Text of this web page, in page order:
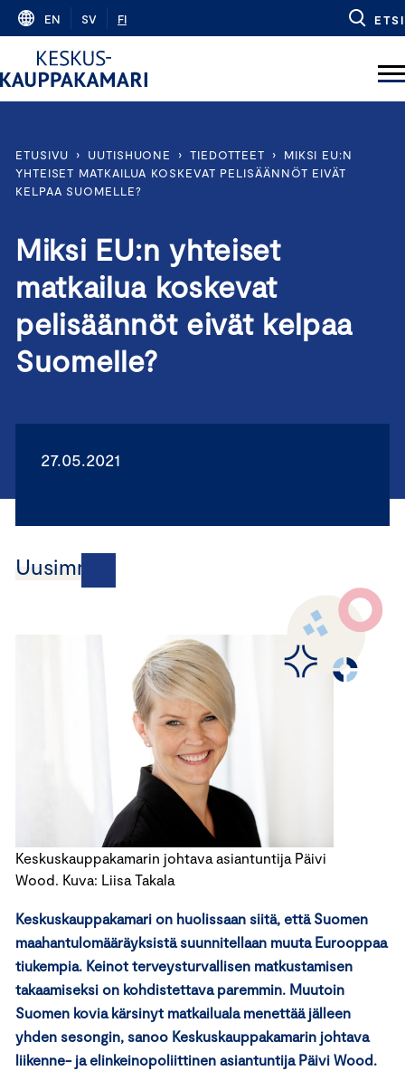
Skip
content
EN SV FI ETSI
ETUSIVU › UUTISHUONE › TIEDOTTEET ›
MIKSI EU:N
YHTEISET MATKAILUA KOSKEVAT PELISÄÄNNÖT EIVÄT
KELPAA SUOMELLE?
Miksi EU:n yhteiset
matkailua koskevat
pelisäännöt eivät kelpaa
Suomelle?
27.05.2021
Uusimmat
Keskuskauppakamarin johtava asiantuntija Päivi
Wood. Kuva: Liisa Takala
Keskuskauppakamari on huolissaan siitä, että Suomen
maahantulomääräyksistä suunnitellaan muuta Eurooppaa
tiukempia. Keinot terveysturvallisen matkustamisen
takaamiseksi on kohdistettava paremmin. Muutoin
Suomen kovia kärsinyt matkailuala menettää jälleen
yhden sesongin, sanoo Keskuskauppakamarin johtava
liikenne- ja elinkeinopoliittinen asiantuntija Päivi Wood.